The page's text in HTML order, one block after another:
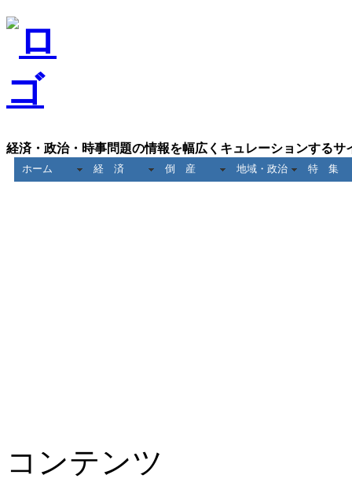
経済・政治・時事問題の情報を幅広くキュレーションするサ
ホーム 経 済 倒 産 地域・政治 特 集
コンテンツ